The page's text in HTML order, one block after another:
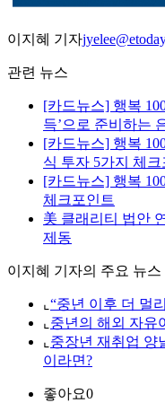
이지혜 기자
관련 뉴스
[카드뉴스] 행복
득’으로 준비하는
[카드뉴스] 행복
식 투자 5가지 체크
[카드뉴스] 행복
체크포인트
美 클래리티 법안
제동
이지혜 기자의 주요 뉴스
⌞ “중년 이후 더 멀
⌞ 중년의 해외 자유
⌞ 중장년 재취업 양
이라면?
좋아요0